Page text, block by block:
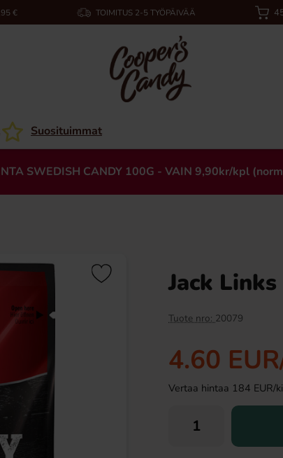
€ TOIMITUS 2-5 TYÖPÄIVÄÄ
Suosituimmat
SWEDISH CANDY 100G - VAIN 9,90kr/kpl
Jack
Tuote nro: 20079
4.60 EUR
Vertaa hintaa 184 EUR/